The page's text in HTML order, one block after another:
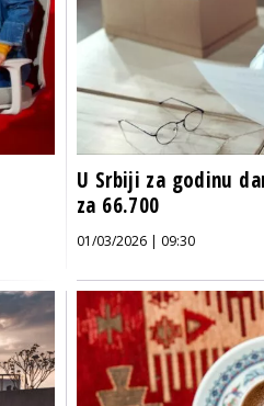
U Srbiji za godinu
za 66.700
01/03/2026 | 09:30